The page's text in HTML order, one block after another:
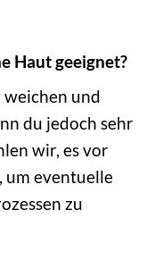
Haut geeignet?
weichen und
du jedoch sehr
wir, es vor
um eventuelle
zu